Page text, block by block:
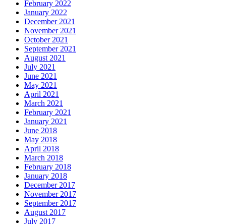
February 2022
January 2022
December 2021
November 2021
October 2021
September 2021
August 2021
July 2021
June 2021
May 2021
April 2021
March 2021
February 2021
January 2021
June 2018
May 2018
April 2018
March 2018
February 2018
January 2018
December 2017
November 2017
September 2017
August 2017
July 2017